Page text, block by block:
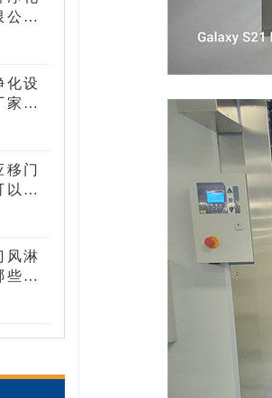
公司
化设
家可
移门
以设
风淋
些核